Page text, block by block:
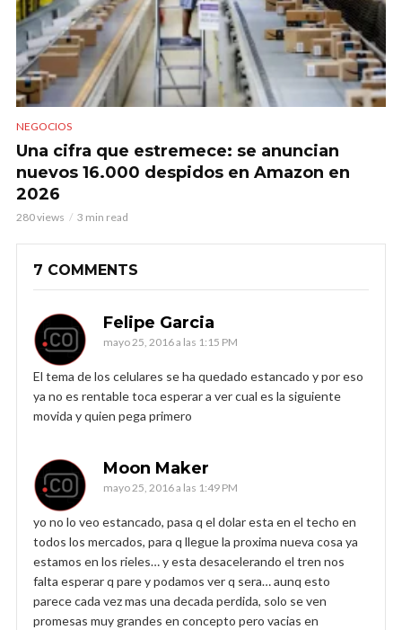
NEGOCIOS
Una cifra que estremece: se anuncian
nuevos 16.000 despidos en Amazon en
2026
280 views 3 min read
7 COMMENTS
Felipe Garcia
mayo 25, 2016 a las 1:15 PM
El tema de los celulares se ha quedado estancado y por eso
ya no es rentable toca esperar a ver cual es la siguiente
movida y quien pega primero
Moon Maker
mayo 25, 2016 a las 1:49 PM
yo no lo veo estancado, pasa q el dolar esta en el techo en
todos los mercados, para q llegue la proxima nueva cosa ya
estamos en los rieles… y esta desacelerando el tren nos
falta esperar q pare y podamos ver q sera… aunq esto
parece cada vez mas una decada perdida, solo se ven
promesas muy grandes en concepto pero vacias en